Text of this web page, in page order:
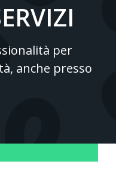
per
anche presso